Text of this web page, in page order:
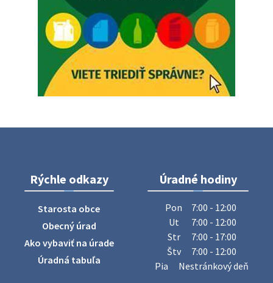
Oznámenie o uložení zásielky - Juraj Sloboda
Na úradnej tabuli je nová výveska. https://dubovce.sk?
p=16556
28. júla 2026 10:49
ZBER ŽELEZA
Zájazd do Veľkého Medera
Základná organizácia Únie žien Slovenska Dubovce
srdečne pozýva svoje členky, ich rodinných príslušníkov aj
priateľov na jednodňový zájazd na termálne kúpalisko
Veľký Meder, ktorý …
Rýchle odkazy
Starosta obce
Obecný úrad
Ako vybaviť na úrade
Úradná tabuľa
Úradné hodiny
Pon
7:00 - 12:00
Ut
7:00 - 12:00
Str
7:00 - 17:00
Štv
7:00 - 12:00
Pia
Nestránkový deň